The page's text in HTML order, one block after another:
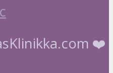
❤️